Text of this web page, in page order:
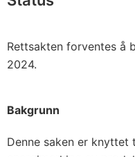
Rettsakten forventes å
2024.
Bakgrunn
Denne saken er